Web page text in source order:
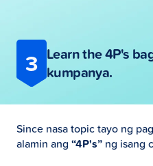
3 Learn the 4P's
kumpanya.
Since nasa topic tayo ng
alamin ang “4P's” ng isang